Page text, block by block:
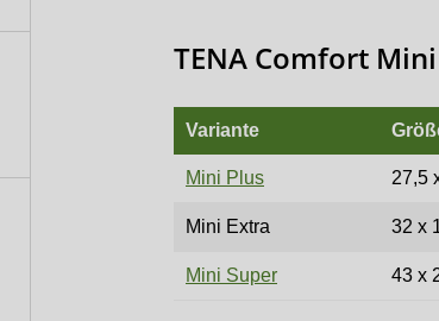
TENA Comfort
Variante
Mini Plus 27,5
Mini Extra 32 x
Mini Super 43 x